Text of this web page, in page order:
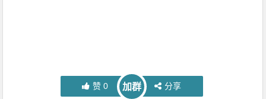
赞 0 加群 分享